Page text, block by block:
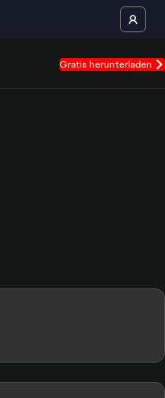
Gratis herunterladen